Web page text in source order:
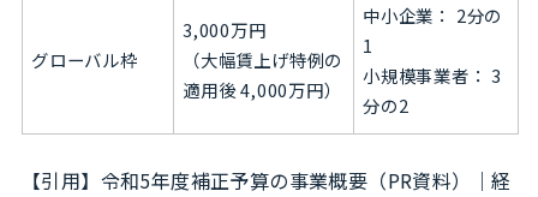
グローバル枠
3,000万円
（大幅賃上げ特例の
適用後 4,000万円）
中小企業： 2分の
1
小規模事業者： 3
分の2
【引用】 令和5年度補正予算の事業概要（PR資料）｜経